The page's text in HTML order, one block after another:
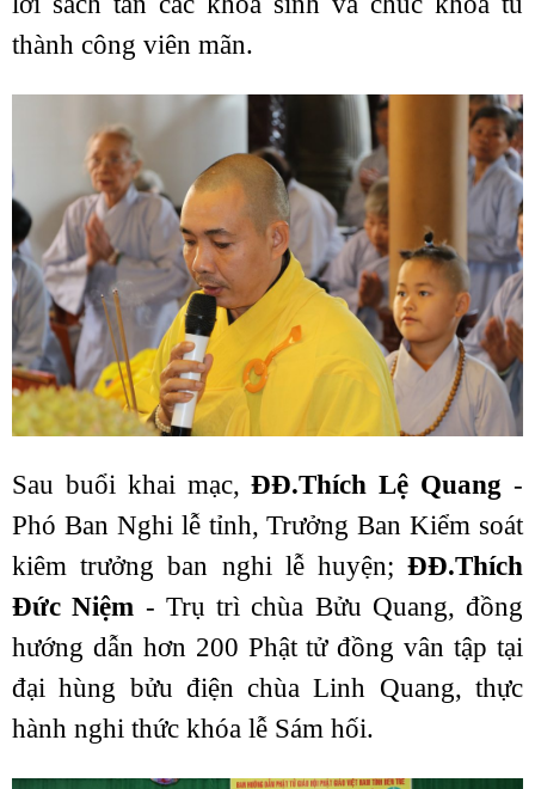
thành công viên mãn.
Sau buổi khai mạc,ĐĐ.Thích Lệ Quang -
Phó Ban Nghi lễ tỉnh, Trưởng Ban Kiểm soát
kiêm trưởng ban nghi lễ huyện; ĐĐ.Thích
Đức Niệm - Trụ trì chùa Bửu Quang, đồng
hướng dẫn hơn 200 Phật tử đồng vân tập tại
đại hùng bửu điện chùa Linh Quang, thực
hành nghi thức khóa lễ Sám hối.